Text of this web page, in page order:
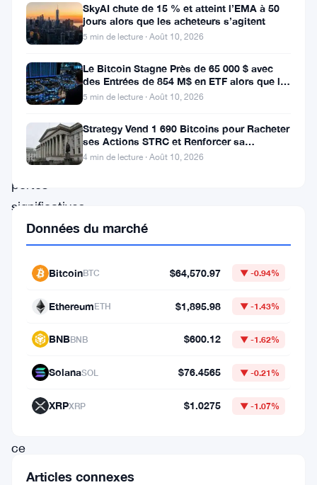
point
d’intérêt
visant
après
des
pertes
significatives.
Est-
que
atteindra
ce
mois-
SkyAI chute de 15 % et atteint l’EMA à 50
jours alors que les acheteurs s’agitent
5 min de lecture · Août 10, 2026
Le Bitcoin Stagne Près de 65 000 $ avec
des Entrées de 854 M$ en ETF alors que le
CPI Approche
5 min de lecture · Août 10, 2026
Strategy Vend 1 690 Bitcoins pour Racheter
ses Actions STRC et Renforcer sa
Trésorerie
4 min de lecture · Août 10, 2026
Données du marché
BitcoinBTC $64,570.97 ▼ -0.94%
EthereumETH $1,895.98 ▼ -1.43%
BNBBNB $600.12 ▼ -1.62%
SolanaSOL $76.4565 ▼ -0.21%
XRPXRP $1.0275 ▼ -1.07%
Articles connexes